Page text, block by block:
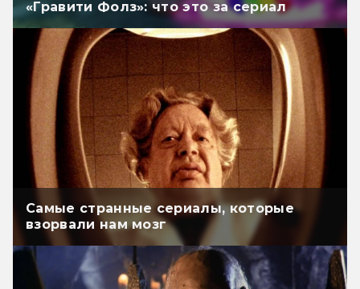
«Гравити Фолз»: что это за сериал
Самые странные сериалы, которые
взорвали нам мозг